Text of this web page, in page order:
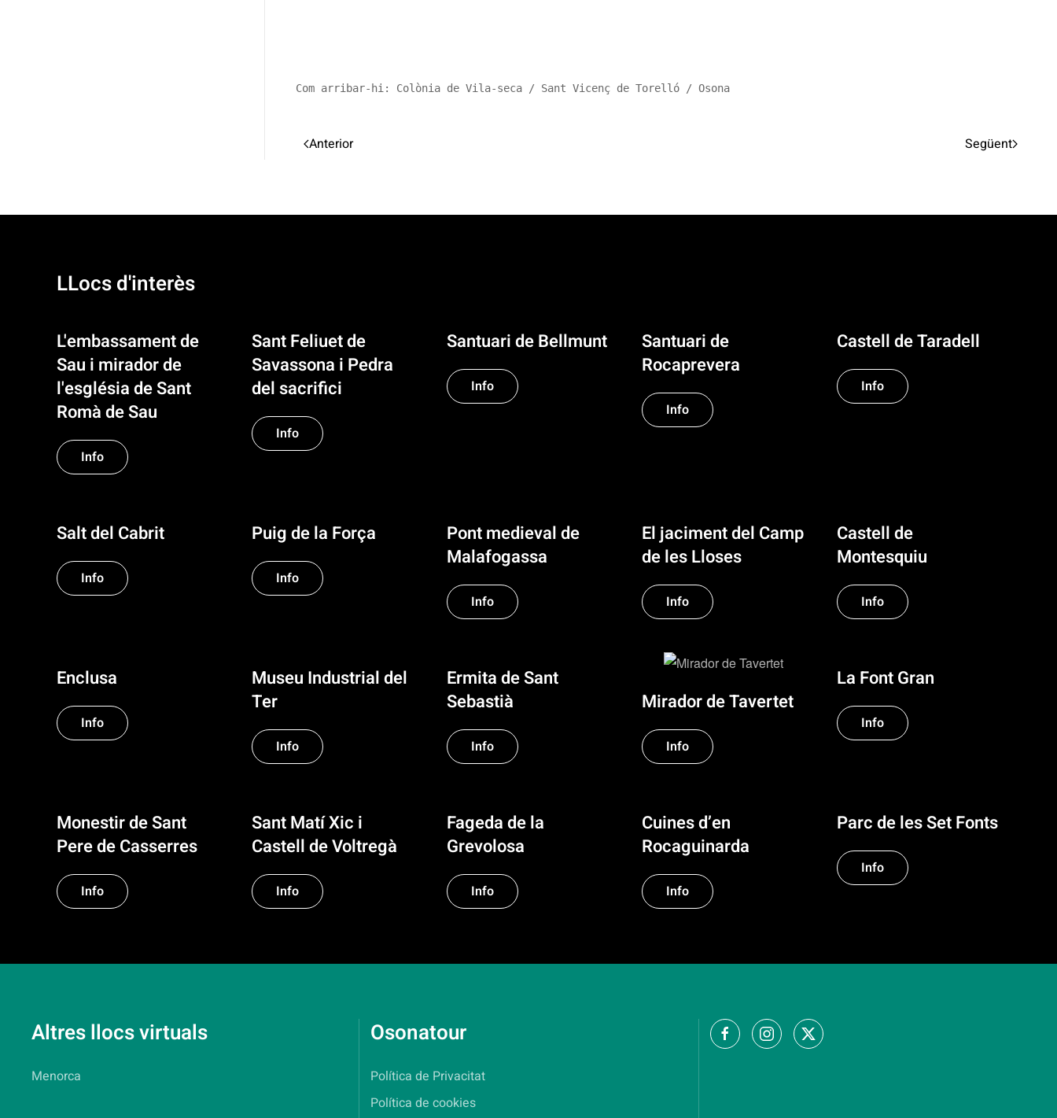
Com arribar-hi: Colònia de Vila-seca / Sant Vicenç de Torelló / Osona
Anterior Següent
LLocs d'interès
L'embassament de
Sau i mirador de
l'església de Sant
Romà de Sau
Info
Sant Feliuet de
Savassona i Pedra
del sacrifici
Info
Santuari de Bellmunt
Info
Santuari de
Rocaprevera
Info
Castell de Taradell
Info
Salt del Cabrit
Info
Puig de la Força
Info
Pont medieval de
Malafogassa
Info
El jaciment del Camp
de les Lloses
Info
Castell de
Montesquiu
Info
Enclusa
Info
Museu Industrial del
Ter
Info
Ermita de Sant
Sebastià
Info
Mirador de Tavertet
Info
La Font Gran
Info
Monestir de Sant
Pere de Casserres
Info
Sant Matí Xic i
Castell de Voltregà
Info
Fageda de la
Grevolosa
Info
Cuines d’en
Rocaguinarda
Info
Parc de les Set Fonts
Info
Altres llocs virtuals
Menorca
Osonatour
Política de Privacitat
Política de cookies